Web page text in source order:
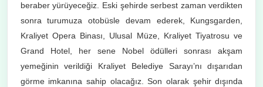
beraber yürüyeceğiz. Eski şehirde serbest zaman verdikten
sonra turumuza otobüsle devam ederek, Kungsgarden,
Kraliyet Opera Binası, Ulusal Müze, Kraliyet Tiyatrosu ve
Grand Hotel, her sene Nobel ödülleri sonrası akşam
yemeğinin verildiği Kraliyet Belediye Sarayı’nı dışarıdan
görme imkanına sahip olacağız. Son olarak şehir dışında